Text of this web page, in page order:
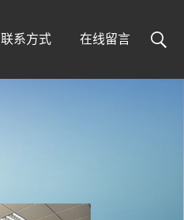
联系方式 在线留言